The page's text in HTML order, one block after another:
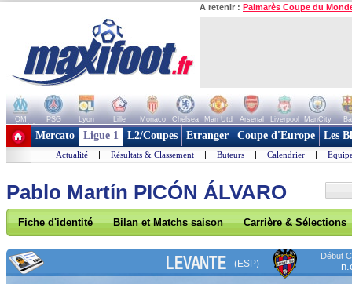
A retenir : Palmarès Coupe du
OM PSG Lyon Lille Monaco Chelsea Man Utd Arsenal Liverpool ManCity
+ de clubs
Mercato Ligue 1 L2/Coupes Etranger Coupe d'Europe Les
Actualité | Résultats & Classement | Buteurs | Calendrier |
Pablo Martín PICÓN ÁLVARO
Fiche d'identité Bilan et Matchs saison Carrière & Sélections
LEVANTE (ESP)
Début